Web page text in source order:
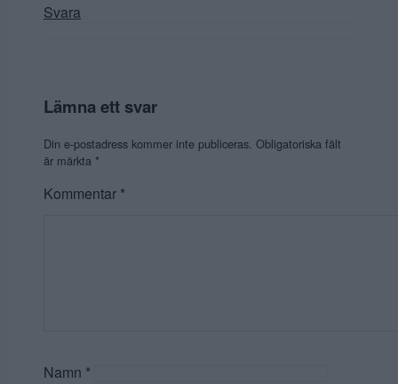
Svara
Lämna ett svar
Din e-postadress kommer inte publiceras. Obligatoriska fält
är märkta *
Kommentar *
Namn *